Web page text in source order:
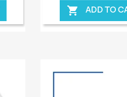
 ADD TO